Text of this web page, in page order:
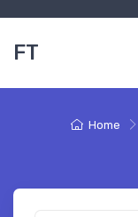
FT
Home